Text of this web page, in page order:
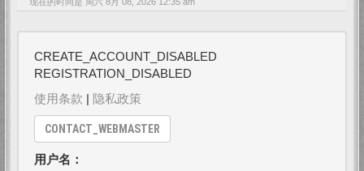
CREATE_ACCOUNT_DISABLED
REGISTRATION_DISABLED
使用条款 | 隐私政策
CONTACT_WEBMASTER
用户名：